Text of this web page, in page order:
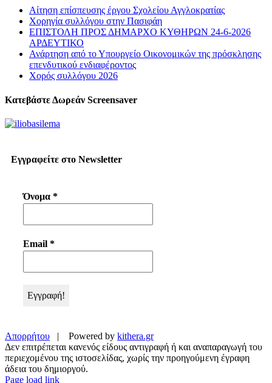
Αίτηση επίσπευσης έργου Σχολείου Αγγλοκρατίας
Χορηγία συλλόγου στην Πασιφάη
ΕΠΙΣΤΟΛΗ ΠΡΟΣ ΔΗΜΑΡΧΟ ΚΥΘΗΡΩΝ 24-6-2026
ΑΡΔΕΥΤΙΚΟ
Ανάρτηση από το Υπουργείο Οικονομικών της πρόσκλησης
επενδυτικού ενδιαφέροντος
Χορός συλλόγου 2026
Κατεβάστε Δωρεάν Screensaver
Εγγραφείτε στο Newsletter
Όνομα *
Email *
Απορρήτου | Powered by kithera.gr
Δεν επιτρέπεται κανενός είδους αντιγραφή ή και αναπαραγωγή του
περιεχομένου της ιστοσελίδας, χωρίς την προηγούμενη έγραφη
άδεια του δημιοργού.
Page load link